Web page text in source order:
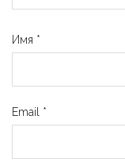
Имя *
Email *